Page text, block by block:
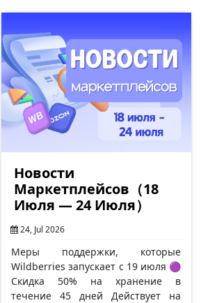
Новости
Маркетплейсов（18
Июля — 24 Июля）
24, Jul 2026
Меры поддержки, которые
Wildberries запускает с 19 июля 🟣
Скидка 50% на хранение в
течение 45 дней Действует на